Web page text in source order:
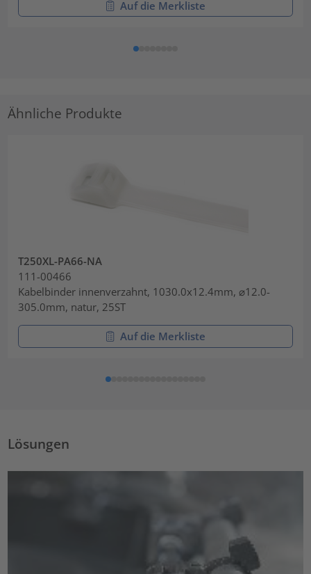
Auf die Merkliste
Ähnliche Produkte
T250XL-PA66-NA
111-00466
Kabelbinder innenverzahnt, 1030.0x12.4mm, ⌀12.0-
305.0mm, natur, 25ST
Auf die Merkliste
Lösungen